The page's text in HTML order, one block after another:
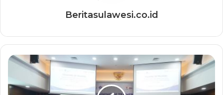
Beritasulawesi.co.id